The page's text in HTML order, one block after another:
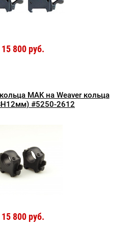
15 800 руб.
MAK на Weaver кольца
#5250-2612
15 800 руб.